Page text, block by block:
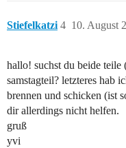
Stiefelkatzi 10. August
4
hallo! suchst du beide teile
samstagteil? letzteres hab
brennen und schicken (ist
dir allerdings nicht helfen.
gruß
yvi